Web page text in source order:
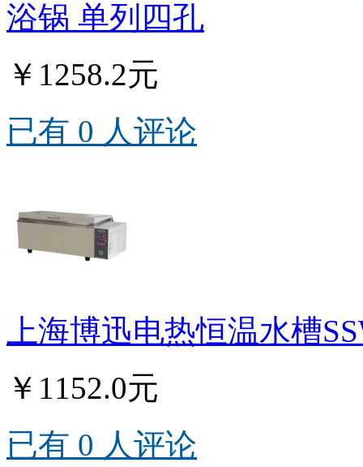
浴锅 单列四孔
￥1258.2元
已有 0 人评论
上海博迅电热恒温水槽
￥1152.0元
已有 0 人评论